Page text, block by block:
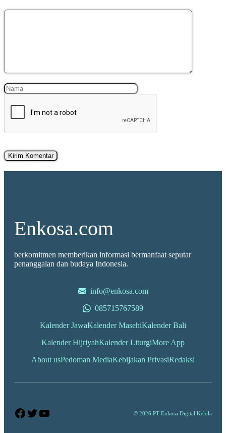
Komentar
Nama Surel
Enkosa.com
berkomitmen memberikan informasi bermanfaat seputar
penanggalan dan budaya Indonesia.
info@enkosa.com
085715767589
Kalender JawaKalender MasehiKalender Bali
Kalender HijriyahKalender LiturgiMore App
About usPedoman MediaKebijakan PrivasiRedaksi
Facebook
Twitter
YouTube © 2026 PT Enkosa Digital Kelola